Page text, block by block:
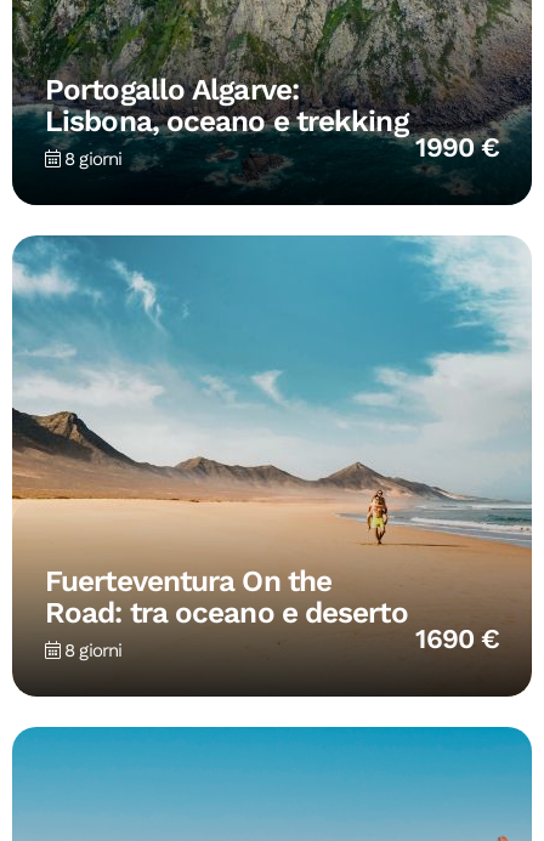
Portogallo Algarve:
Lisbona, oceano e trekking
8 giorni 1990 €
Fuerteventura On the
Road: tra oceano e deserto
8 giorni 1690 €